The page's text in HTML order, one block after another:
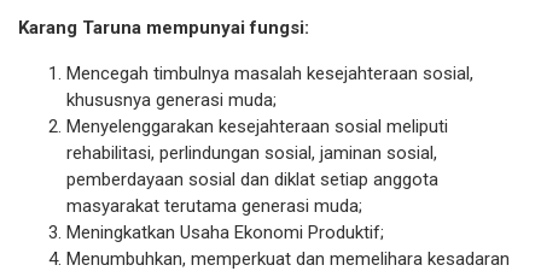
Karang Taruna mempunyai fungsi:
Mencegah timbulnya masalah kesejahteraan sosial,
khususnya generasi muda;
Menyelenggarakan kesejahteraan sosial meliputi
rehabilitasi, perlindungan sosial, jaminan sosial,
pemberdayaan sosial dan diklat setiap anggota
masyarakat terutama generasi muda;
Meningkatkan Usaha Ekonomi Produktif;
Menumbuhkan, memperkuat dan memelihara kesadaran